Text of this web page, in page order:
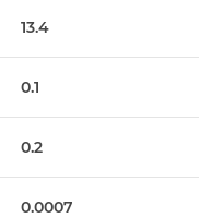
13.4
0.1
0.2
0.0007